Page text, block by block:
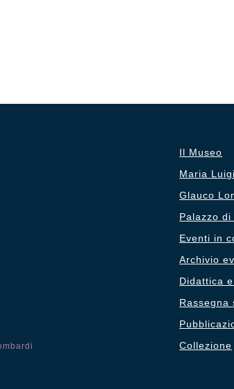
Il Museo
Maria
Glauco
Palazzo di
Eventi in
Archivio
Didattica
Rassegna
Collezione